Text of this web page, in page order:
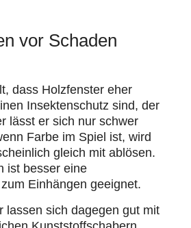
vor Schaden
dass Holzfenster eher
Insektenschutz sind, der
lässt er sich nur schwer
Farbe im Spiel ist, wird
gleich mit ablösen.
ist besser eine
Einhängen geeignet.
lassen sich dagegen gut mit